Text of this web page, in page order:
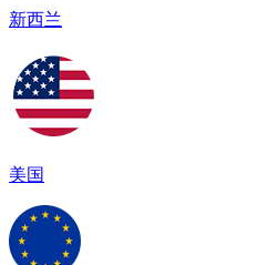
新西兰
美国